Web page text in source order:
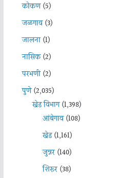
कोकण(5)
जळगाव(3)
जालना(1)
नासिक(2)
परभणी(2)
पुणे(2,035)
खेड विभाग(1,398)
आंबेगाव(108)
खेड(1,161)
जुन्नर(140)
शिरूर(38)